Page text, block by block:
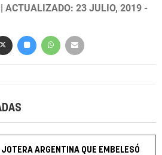
| ACTUALIZADO: 23 JULIO, 2019 -
JOTERA ARGENTINA QUE EMBELESÓ